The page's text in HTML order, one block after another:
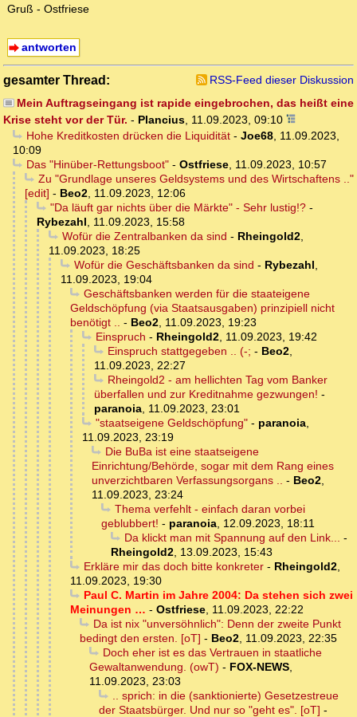
Gruß - Ostfriese
antworten
gesamter Thread:
RSS-Feed dieser Diskussion
Mein Auftragseingang ist rapide eingebrochen, das heißt eine
Krise steht vor der Tür. - Plancius, 11.09.2023, 09:10
Hohe Kreditkosten drücken die Liquidität- Joe68, 11.09.2023,
10:09
Das "Hinüber-Rettungsboot"- Ostfriese, 11.09.2023, 10:57
Zu "Grundlage unseres Geldsystems und des Wirtschaftens .."
[edit] - Beo2, 11.09.2023, 12:06
"Da läuft gar nichts über die Märkte" - Sehr lustig!?-
Rybezahl, 11.09.2023, 15:58
Wofür die Zentralbanken da sind - Rheingold2,
11.09.2023, 18:25
Wofür die Geschäftsbanken da sind - Rybezahl,
11.09.2023, 19:04
Geschäftsbanken werden für die staateigene
Geldschöpfung (via Staatsausgaben) prinzipiell nicht
benötigt .. - Beo2, 11.09.2023, 19:23
Einspruch - Rheingold2, 11.09.2023, 19:42
Einspruch stattgegeben .. (-; - Beo2,
11.09.2023, 22:27
Rheingold2 - am hellichten Tag vom Banker
überfallen und zur Kreditnahme gezwungen! -
paranoia, 11.09.2023, 23:01
"staatseigene Geldschöpfung"- paranoia,
11.09.2023, 23:19
Die BuBa ist eine staatseigene
Einrichtung/Behörde, sogar mit dem Rang eines
unverzichtbaren Verfassungsorgans .. - Beo2,
11.09.2023, 23:24
Thema verfehlt - einfach daran vorbei
geblubbert! - paranoia, 12.09.2023, 18:11
Da klickt man mit Spannung auf den Link... -
Rheingold2, 13.09.2023, 15:43
Erkläre mir das doch bitte konkreter- Rheingold2,
11.09.2023, 19:30
Paul C. Martin im Jahre 2004: Da stehen sich zwei
Meinungen … - Ostfriese, 11.09.2023, 22:22
Da ist nix "unversöhnlich": Denn der zweite Punkt
bedingt den ersten. [oT] - Beo2, 11.09.2023, 22:35
Doch eher ist es das Vertrauen in staatliche
Gewaltanwendung. (owT) - FOX-NEWS,
11.09.2023, 23:03
.. sprich: in die (sanktionierte) Gesetzestreue
der Staatsbürger. Und nur so "geht es". [oT] -